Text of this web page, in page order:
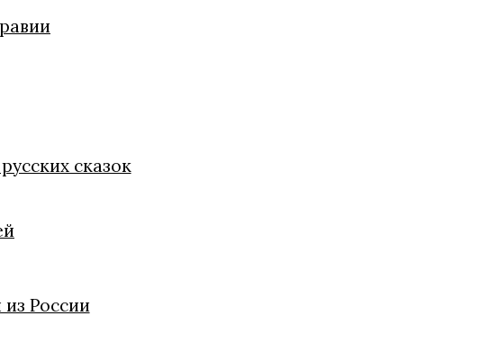
сказок
России